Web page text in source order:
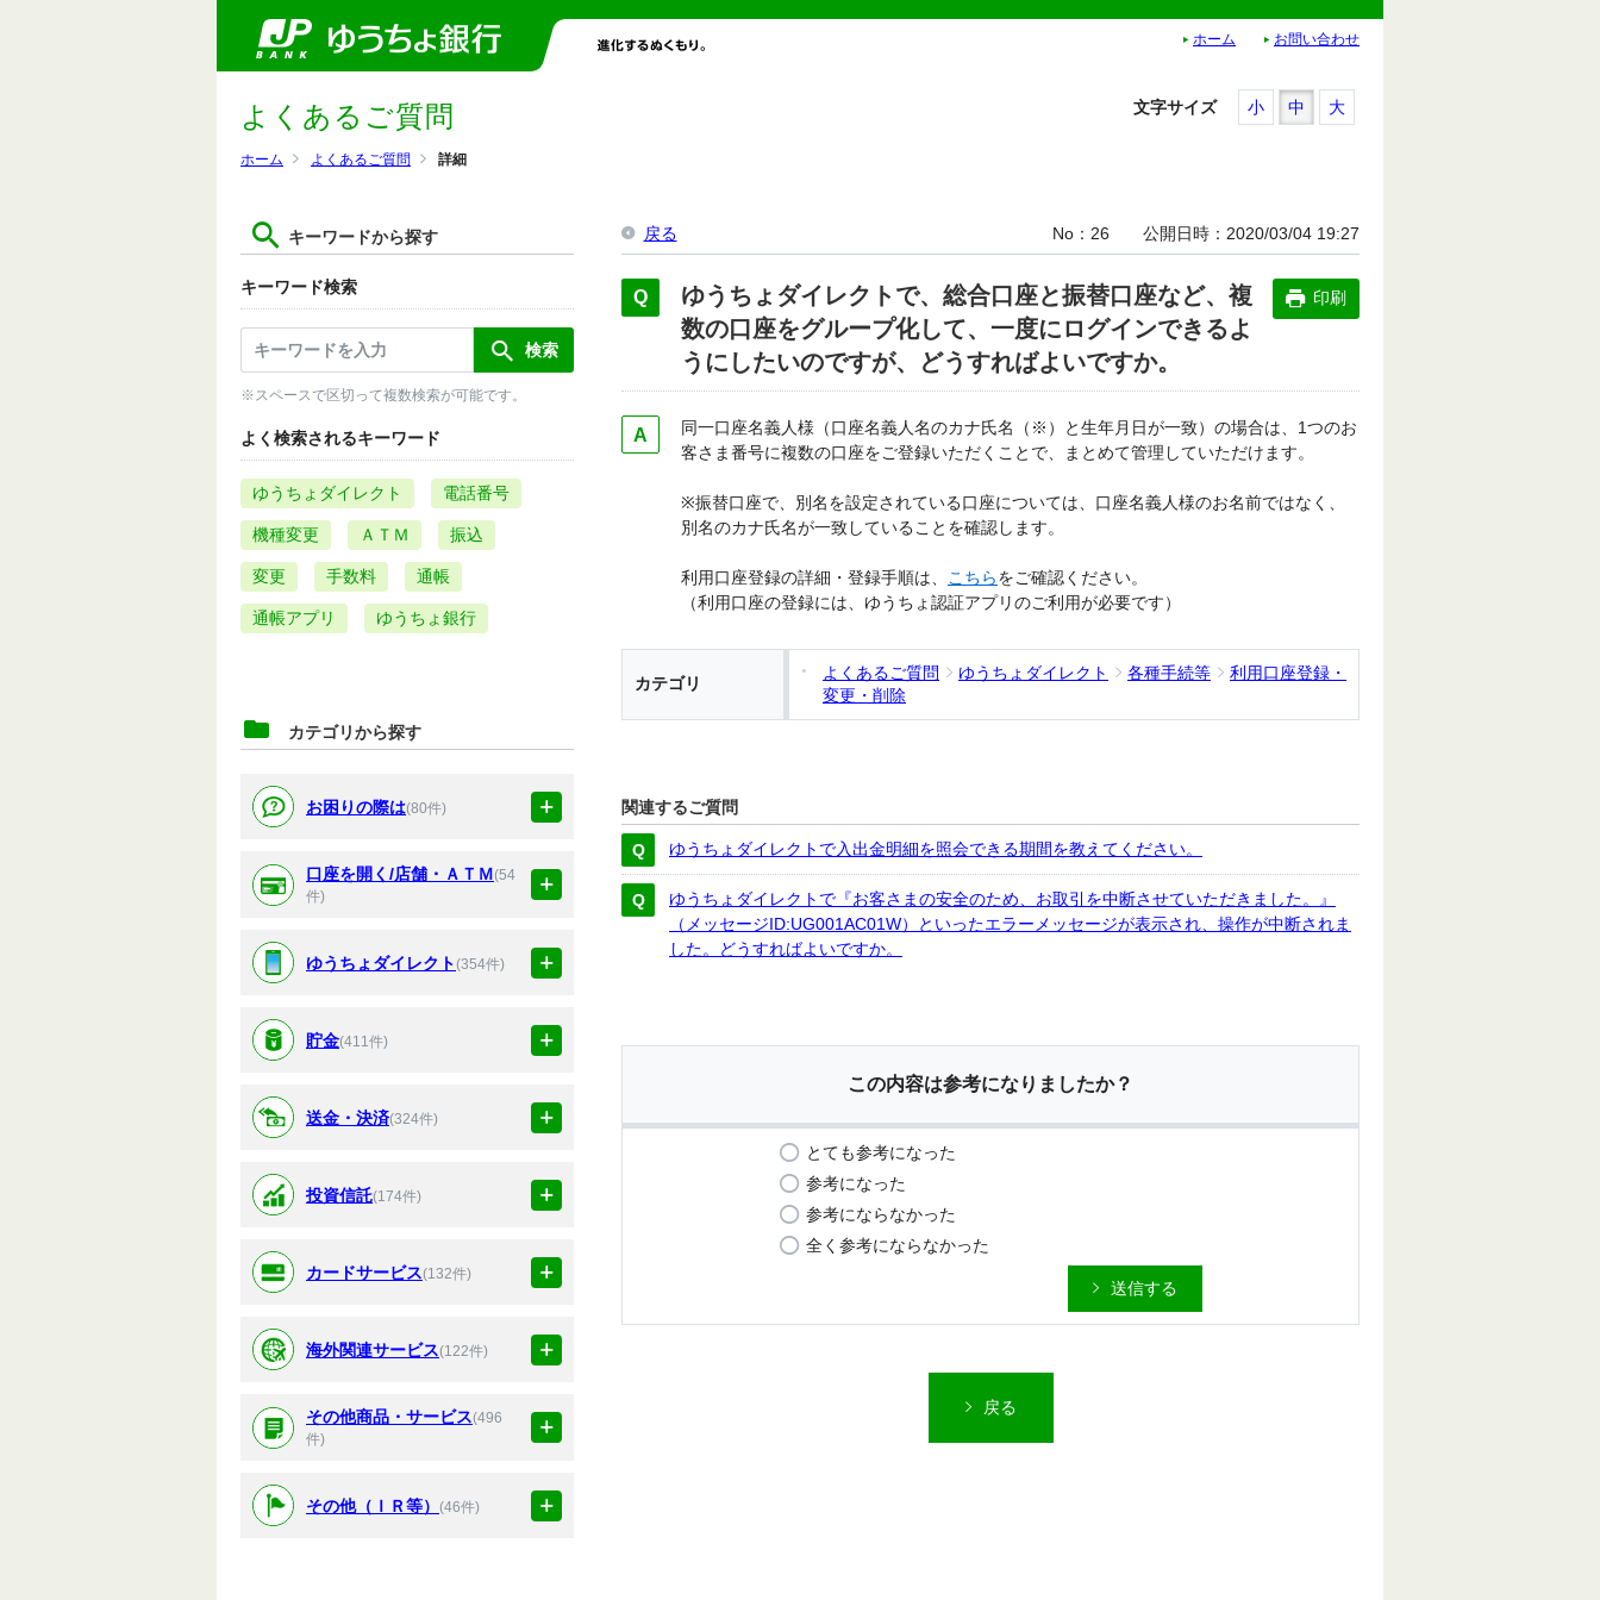
ホーム お問い合わせ
ホーム よくあるご質問 詳細
よくあるご質問
キーワードから探す
キーワード検索
※スペースで区切って複数検索が可能です。
よく検索されるキーワード
ゆうちょダイレクト 電話番号
機種変更 ＡＴＭ 振込
変更 手数料 通帳
通帳アプリ ゆうちょ銀行
カテゴリから探す
お困りの際は(80件)
口座を開く/店舗・ＡＴＭ(54
件)
ゆうちょダイレクト(354件)
貯金(411件)
送金・決済(324件)
投資信託(174件)
カードサービス(132件)
海外関連サービス(122件)
その他商品・サービス(496
件)
その他（ＩＲ等） (46件)
文字サイズ 小 中 大
戻る No 26 公開日時 2020/03/04 19:27
ゆうちょダイレクトで、総合口座と振替口座など、複
数の口座をグループ化して、一度にログインできるよ
うにしたいのですが、どうすればよいですか。
印刷
同一口座名義人様（口座名義人名のカナ氏名（※）と生年月日が一致）の場合は、1つのお
客さま番号に複数の口座をご登録いただくことで、まとめて管理していただけます。
※振替口座で、別名を設定されている口座については、口座名義人様のお名前ではなく、
別名のカナ氏名が一致していることを確認します。
利用口座登録の詳細・登録手順は、 こちらをご確認ください。
（利用口座の登録には、ゆうちょ認証アプリのご利用が必要です）
カテゴリ
よくあるご質問 ゆうちょダイレクト 各種手続等
利用口座登録・
変更・削除
関連するご質問
ゆうちょダイレクトで入出金明細を照会できる期間を教えてください。
ゆうちょダイレクトで『お客さまの安全のため、お取引を中断させていただきました。』
（メッセージID:UG001AC01W）といったエラーメッセージが表示され、操作が中断されま
した。どうすればよいですか。
この内容は参考になりましたか？
とても参考になった
参考になった
参考にならなかった
全く参考にならなかった
送信する
戻る